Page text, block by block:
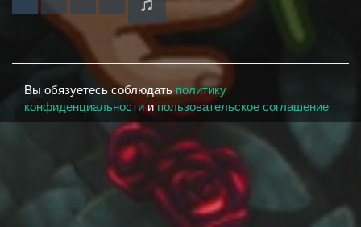
Вы обязуетесь соблюдать политику
конфиденциальностии пользовательское соглашение